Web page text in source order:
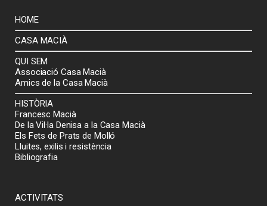
HOME
CASA MACIÀ
QUI SEM
Associació Casa Macià
Amics de la Casa Macià
HISTÒRIA
Francesc Macià
De la Vil·la Denisa a la Casa Macià
Els Fets de Prats de Molló
Lluites, exilis i resistència
Bibliografia
ACTIVITATS